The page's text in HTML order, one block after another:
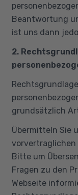
Beantwortung
ist uns dann
2.
grundsätzlich
Übermitteln Sie
vorvertraglichen
Bitte um
Fragen zu den
Webseite